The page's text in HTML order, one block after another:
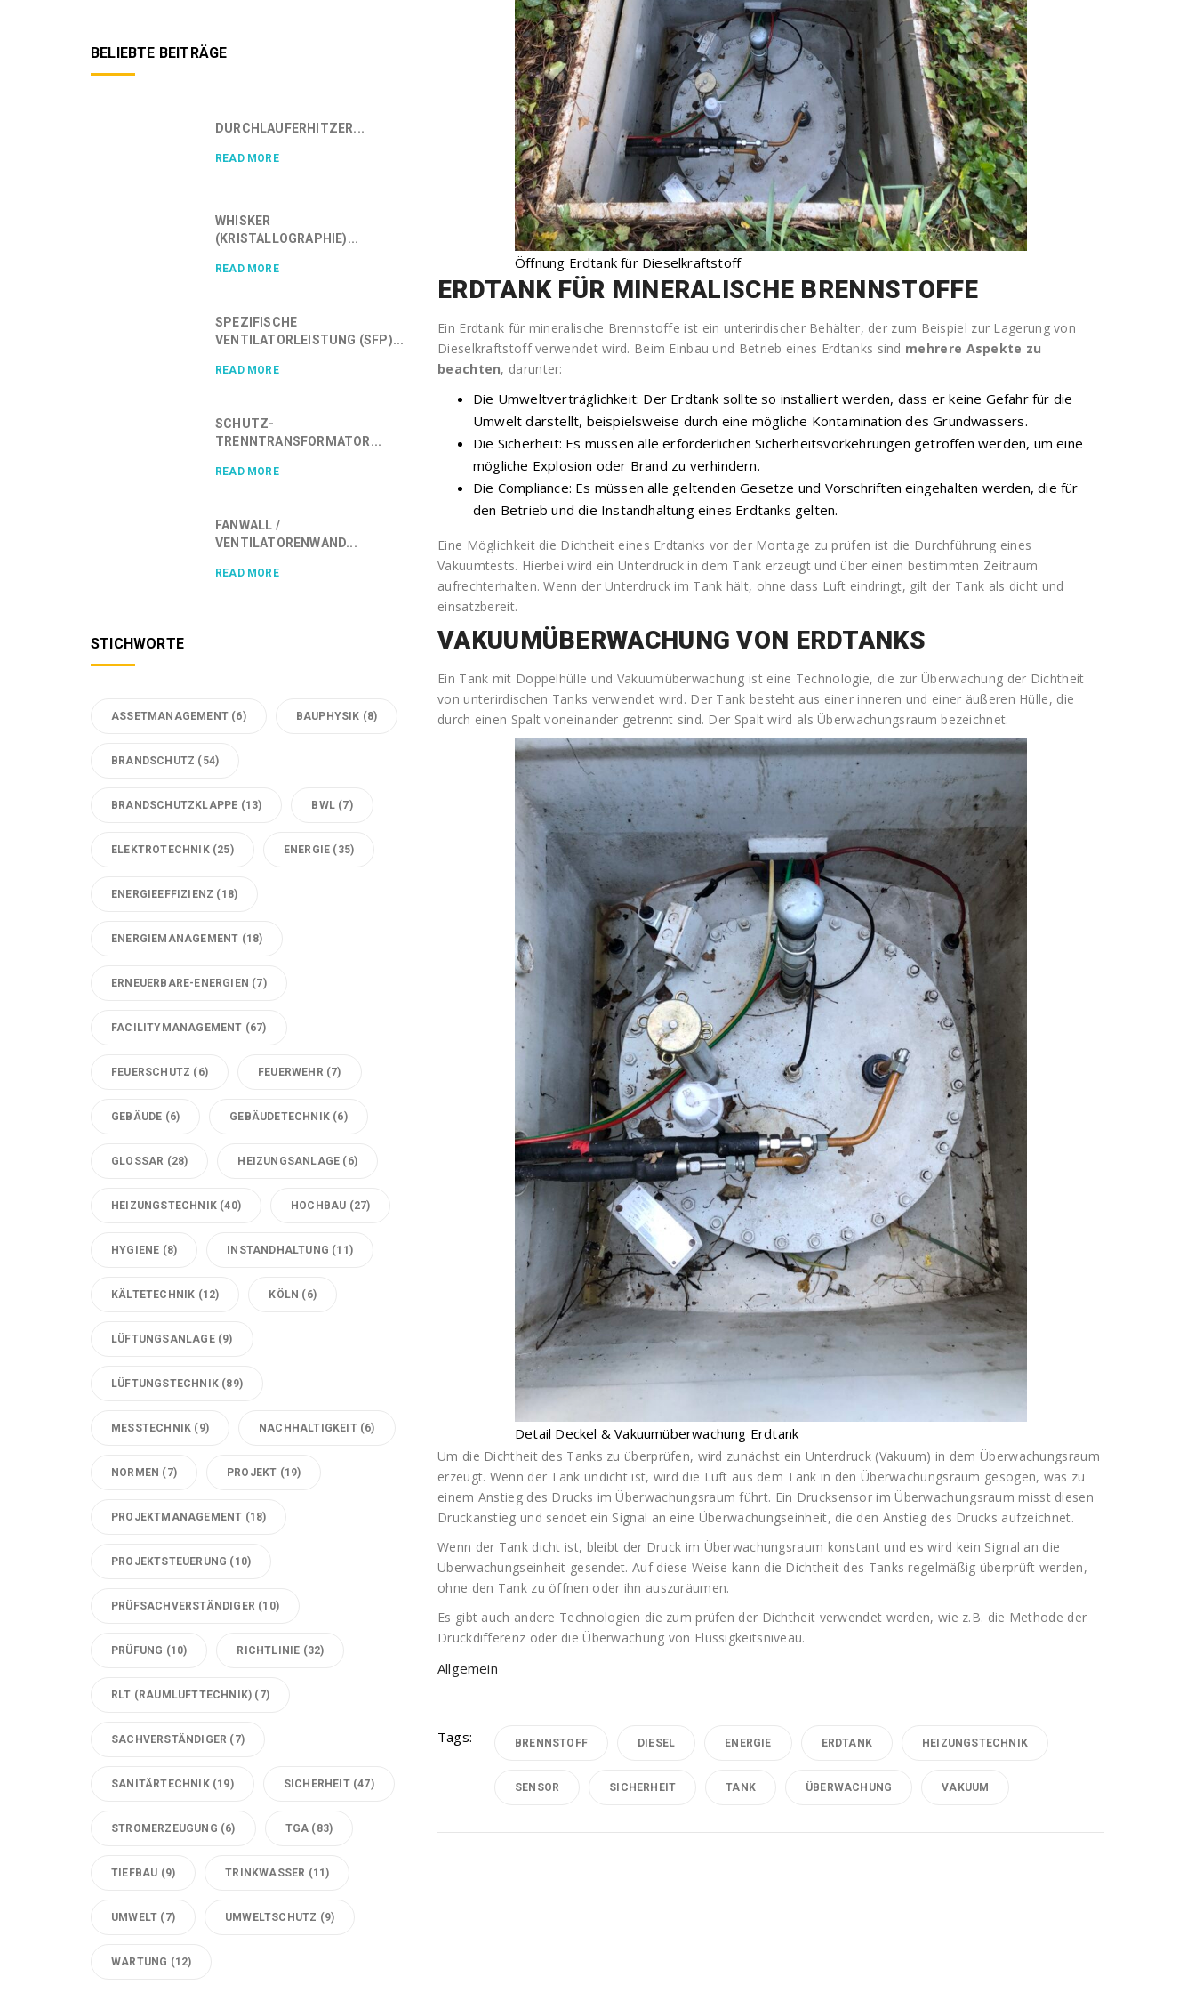
Öffnung Erdtank für Dieselkraftstoff
ERDTANK FÜR MINERALISCHE BRENNSTOFFE
Ein Erdtank für mineralische Brennstoffe ist ein unterirdischer Behälter, der zum Beispiel zur Lagerung von
Dieselkraftstoff verwendet wird. Beim Einbau und Betrieb eines Erdtanks sind mehrere Aspekte zu
beachten, darunter:
Die Umweltverträglichkeit: Der Erdtank sollte so installiert werden, dass er keine Gefahr für die
Umwelt darstellt, beispielsweise durch eine mögliche Kontamination des Grundwassers.
Die Sicherheit: Es müssen alle erforderlichen Sicherheitsvorkehrungen getroffen werden, um eine
mögliche Explosion oder Brand zu verhindern.
Die Compliance: Es müssen alle geltenden Gesetze und Vorschriften eingehalten werden, die für
den Betrieb und die Instandhaltung eines Erdtanks gelten.
Eine Möglichkeit die Dichtheit eines Erdtanks vor der Montage zu prüfen ist die Durchführung eines
Vakuumtests. Hierbei wird ein Unterdruck in dem Tank erzeugt und über einen bestimmten Zeitraum
aufrechterhalten. Wenn der Unterdruck im Tank hält, ohne dass Luft eindringt, gilt der Tank als dicht und
einsatzbereit.
VAKUUMÜBERWACHUNG VON ERDTANKS
Ein Tank mit Doppelhülle und Vakuumüberwachung ist eine Technologie, die zur Überwachung der Dichtheit
von unterirdischen Tanks verwendet wird. Der Tank besteht aus einer inneren und einer äußeren Hülle, die
durch einen Spalt voneinander getrennt sind. Der Spalt wird als Überwachungsraum bezeichnet.
Detail Deckel & Vakuumüberwachung Erdtank
Um die Dichtheit des Tanks zu überprüfen, wird zunächst ein Unterdruck (Vakuum) in dem Überwachungsraum
erzeugt. Wenn der Tank undicht ist, wird die Luft aus dem Tank in den Überwachungsraum gesogen, was zu
einem Anstieg des Drucks im Überwachungsraum führt. Ein Drucksensor im Überwachungsraum misst diesen
Druckanstieg und sendet ein Signal an eine Überwachungseinheit, die den Anstieg des Drucks aufzeichnet.
Wenn der Tank dicht ist, bleibt der Druck im Überwachungsraum konstant und es wird kein Signal an die
Überwachungseinheit gesendet. Auf diese Weise kann die Dichtheit des Tanks regelmäßig überprüft werden,
ohne den Tank zu öffnen oder ihn auszuräumen.
Es gibt auch andere Technologien die zum prüfen der Dichtheit verwendet werden, wie z.B. die Methode der
Druckdifferenz oder die Überwachung von Flüssigkeitsniveau.
Allgemein
Tags: BRENNSTOFF DIESEL ENERGIE ERDTANK HEIZUNGSTECHNIK
SENSOR SICHERHEIT TANK ÜBERWACHUNG VAKUUM
BELIEBTE BEITRÄGE
DURCHLAUFERHITZER...
READ MORE
WHISKER
(KRISTALLOGRAPHIE)...
READ MORE
SPEZIFISCHE
VENTILATORLEISTUNG (SFP)...
READ MORE
SCHUTZ-
TRENNTRANSFORMATOR...
READ MORE
FANWALL /
VENTILATORENWAND...
READ MORE
STICHWORTE
ASSETMANAGEMENT (6) BAUPHYSIK (8)
BRANDSCHUTZ (54)
BRANDSCHUTZKLAPPE (13) BWL (7)
ELEKTROTECHNIK(25) ENERGIE (35)
ENERGIEEFFIZIENZ (18)
ENERGIEMANAGEMENT (18)
ERNEUERBARE-ENERGIEN (7)
FACILITYMANAGEMENT (67)
FEUERSCHUTZ (6) FEUERWEHR (7)
GEBÄUDE (6) GEBÄUDETECHNIK (6)
GLOSSAR (28) HEIZUNGSANLAGE (6)
HEIZUNGSTECHNIK (40) HOCHBAU (27)
HYGIENE (8) INSTANDHALTUNG (11)
KÄLTETECHNIK (12) KÖLN (6)
LÜFTUNGSANLAGE(9)
LÜFTUNGSTECHNIK (89)
MESSTECHNIK (9) NACHHALTIGKEIT(6)
NORMEN (7) PROJEKT (19)
PROJEKTMANAGEMENT (18)
PROJEKTSTEUERUNG (10)
PRÜFSACHVERSTÄNDIGER (10)
PRÜFUNG (10) RICHTLINIE (32)
RLT (RAUMLUFTTECHNIK) (7)
SACHVERSTÄNDIGER (7)
SANITÄRTECHNIK(19) SICHERHEIT(47)
STROMERZEUGUNG (6) TGA (83)
TIEFBAU (9) TRINKWASSER (11)
UMWELT (7) UMWELTSCHUTZ (9)
WARTUNG (12)